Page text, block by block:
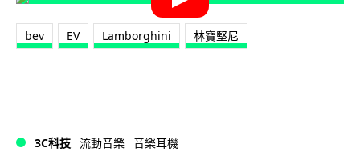
bev EV Lamborghini 林寶堅尼
3C科技 流動音樂 音樂耳機